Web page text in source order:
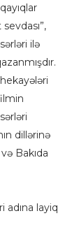
ilə
dillərinə
Bakıda
adına layiq